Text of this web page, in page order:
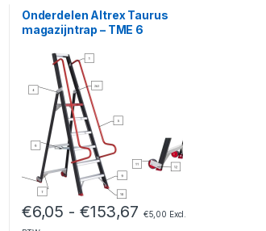
Onderdelen Altrex Taurus
magazijntrap – TME 6
€6,05 - €153,67Prijsklasse:
€5,00 Excl.